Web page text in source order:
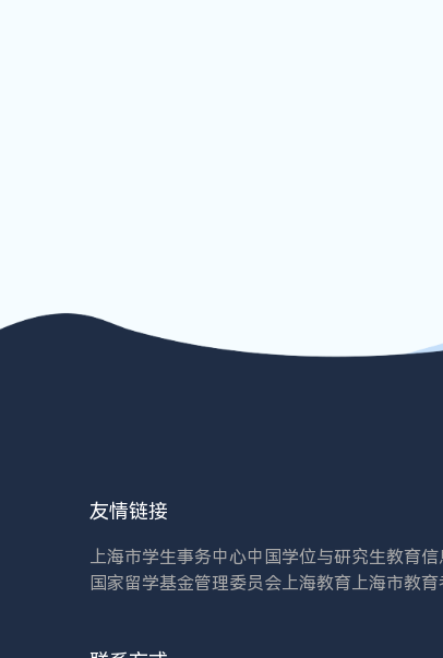
友情链接
上海市学生事务中心中国学位与研究生教育信
国家留学基金管理委员会 上海教育 上海市教